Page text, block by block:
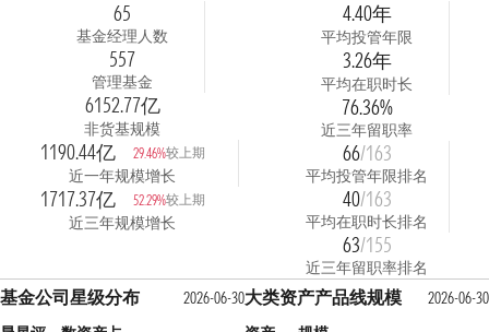
65
基金经理人数
557
管理基金
6152.77亿
非货基规模
1190.44亿 29.46%较上期
近一年规模增长
1717.37亿 52.29%较上期
近三年规模增长
4.40年
平均投管年限
3.26年
平均在职时长
76.36%
近三年留职率
66/163
平均投管年限排名
40/163
平均在职时长排名
63/155
近三年留职率排名
基金公司星级分布
2026-06-30大类资产产品线规模
2026-06-30